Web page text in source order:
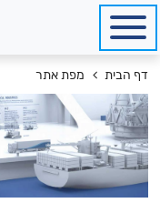
באתר
דף הבית מפת אתר